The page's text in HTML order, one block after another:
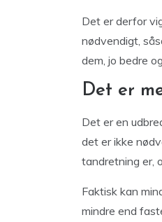
Det er derfor
nødvendigt,
dem, jo bedre
Det er
Det er en
det er ikke
tandretning er,
Faktisk kan
mindre end